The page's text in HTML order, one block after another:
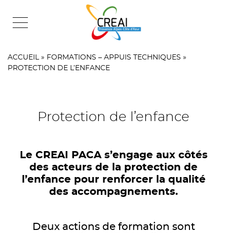
ACCUEIL » FORMATIONS – APPUIS TECHNIQUES »
PROTECTION DE L’ENFANCE
Protection de l’enfance
Le CREAI PACA s’engage aux côtés
des acteurs de la protection de
l’enfance pour renforcer la qualité
des accompagnements.
Deux actions de formation sont